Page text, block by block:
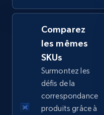
TikTok Shop -
by keywords search
URL, Title, Available,
price, Final price,
Comparez
les mêmes
SKUs
Surmontez les
défis de la
correspondance
produits grâce à